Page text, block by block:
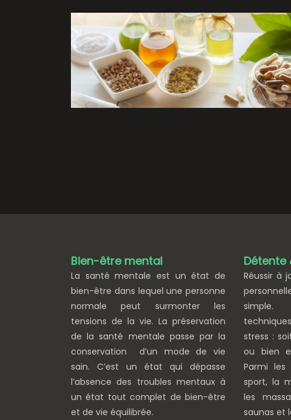
Bien-être mental
La santé mentale est un état de
bien-être dans lequel une personne
normale peut surmonter les
tensions de la vie. La préservation
de la santé mentale passe par la
conservation d’un mode de vie
sain. C’est un état qui dépasse
l’absence des troubles mentaux à
un état tout complet de bien-être
et de vie équilibrée.
Détente
Réussir à
simple.
stress :
ou bien
Parmi
sport, la
les
saunas et